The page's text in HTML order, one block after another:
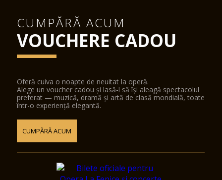
CUMPĂRĂ ACUM
VOUCHERE CADOU
Oferă cuiva o noapte de neuitat la operă.
Alege un voucher cadou și lasă-l să își aleagă spectacolul
preferat — muzică, dramă și artă de clasă mondială, toate
într-o experiență elegantă.
CUMPĂRĂ ACUM